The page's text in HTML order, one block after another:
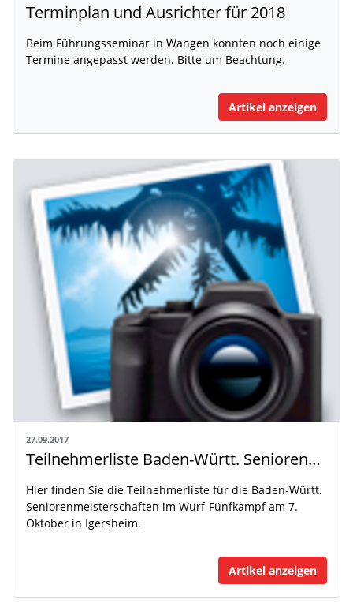
Terminplan und Ausrichter für 2018
Beim Führungsseminar in Wangen konnten noch einige
Termine angepasst werden. Bitte um Beachtung.
Artikel anzeigen
27.09.2017
Teilnehmerliste Baden-Württ. Seniorenmeisterschaften im Wurf-Fünfkampf
Hier finden Sie die Teilnehmerliste für die Baden-Württ.
Seniorenmeisterschaften im Wurf-Fünfkampf am 7.
Oktober in Igersheim.
Artikel anzeigen